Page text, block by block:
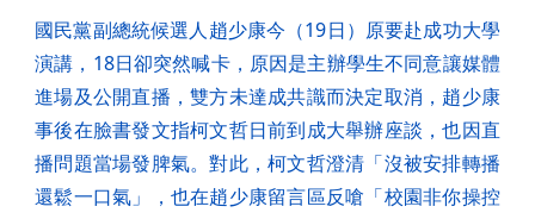
國民黨副總統候選人趙少康今（19日）原要赴成功大學
演講，18日卻突然喊卡，原因是主辦學生不同意讓媒體
進場及公開直播，雙方未達成共識而決定取消，趙少康
事後在臉書發文指柯文哲日前到成大舉辦座談，也因直
播問題當場發脾氣。對此，柯文哲澄清「沒被安排轉播
還鬆一口氣」，也在趙少康留言區反嗆「校園非你操控